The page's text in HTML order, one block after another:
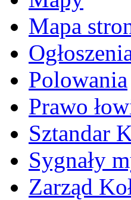
Mapa
Polowania
Prawo
Sztandar
Sygnały
Zarząd